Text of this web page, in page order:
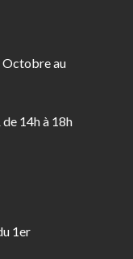
Octobre au
14h à 18h
1er